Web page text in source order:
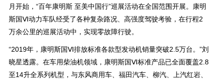
月开始，“百年康明斯 至美中国行”巡展活动在全国范围开展。康明
斯国Ⅵ动力车队经受了各种复杂路况、高强度驾驶考验，在行程2
万余公里的巡展活动中，实现零故障行驶。
“2019年，康明斯国Ⅵ排放标准各款型发动机销量突破2.5万台。”刘
晓星透露。在车用柴油机领域，康明斯国Ⅵ标准产品已全面覆盖2.8
至14升全系列机型，与东风商用车、福田汽车、柳汽、上汽红岩、